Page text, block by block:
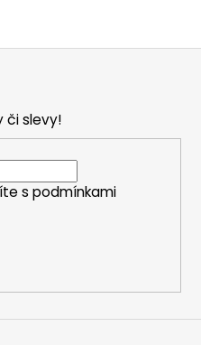
či slevy!
s podmínkami